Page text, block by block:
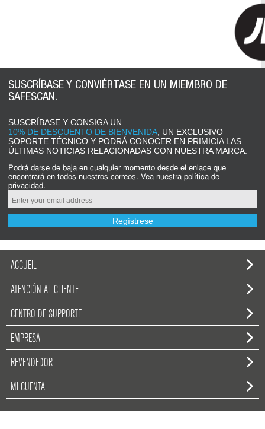
SUSCRÍBASE Y CONVIÉRTASE EN UN MIEMBRO DE
SAFESCAN.
SUSCRÍBASE Y CONSIGA UN
10% DE DESCUENTO DE BIENVENIDA, UN EXCLUSIVO
SOPORTE TÉCNICO Y PODRÁ CONOCER EN PRIMICIA LAS
ÚLTIMAS NOTICIAS RELACIONADAS CON NUESTRA MARCA.
Podrá darse de baja en cualquier momento desde el enlace que
encontrará en todos nuestros correos. Vea nuestra política de
privacidad.
Regístrese
ACCUEIL
ATENCIÓN AL CLIENTE
CENTRO DE SUPPORTE
EMPRESA
REVENDEDOR
MI CUENTA